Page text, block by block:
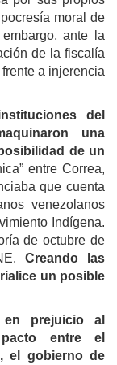
moral de
ante la
de la fiscalía
a injerencia
del
una
de un
entre Correa,
que cuenta
venezolanos
Indígena.
de octubre de
Creando las
un posible
prejuicio al
entre el
el gobierno de